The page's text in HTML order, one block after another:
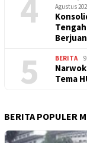
4
Agustus
5 BERITA
Tema
BERITA POPULER